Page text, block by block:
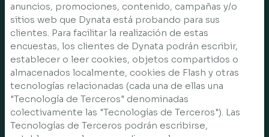
anuncios, promociones, contenido, campañas y/o
sitios web que Dynata está probando para sus
clientes. Para facilitar la realización de estas
encuestas, los clientes de Dynata podrán escribir,
establecer o leer cookies, objetos compartidos o
almacenados localmente, cookies de Flash y otras
tecnologías relacionadas (cada una de ellas una
"Tecnología de Terceros" denominadas
colectivamente las "Tecnologías de Terceros"). Las
Tecnologías de Terceros podrán escribirse,